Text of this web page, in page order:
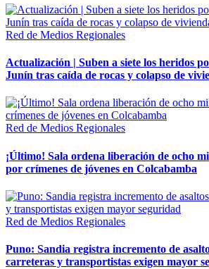
Red de Medios Regionales
Actualización | Suben a siete los heridos
Junín tras caída de rocas y colapso de
Red de Medios Regionales
¡Último! Sala ordena liberación de ocho
por crímenes de jóvenes en Colcabamba
Red de Medios Regionales
Puno: Sandia registra incremento de
carreteras y transportistas exigen mayor